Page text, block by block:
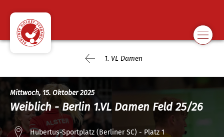
1. VL Damen
Mittwoch, 15. Oktober 2025
Weiblich - Berlin 1.VL Damen Feld 25/26
Hubertus-Sportplatz (Berliner SC) - Platz 1